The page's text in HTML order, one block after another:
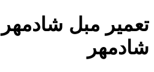
تعمیر مبل
شادمهر